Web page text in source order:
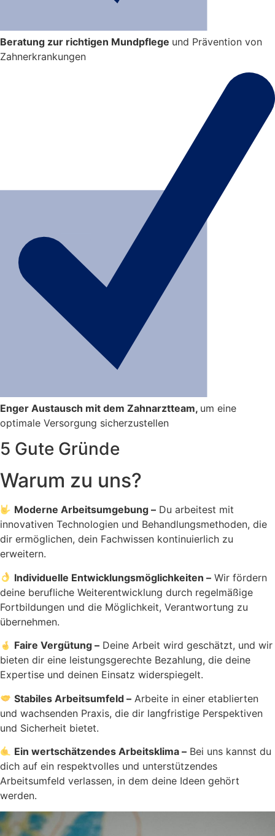
Beratung zur richtigen Mundpflege und Prävention von
Zahnerkrankungen
Enger Austausch mit dem Zahnarztteam, um eine
optimale Versorgung sicherzustellen
5 Gute Gründe
Warum zu uns?
Moderne Arbeitsumgebung – Du arbeitest mit
innovativen Technologien und Behandlungsmethoden, die
dir ermöglichen, dein Fachwissen kontinuierlich zu
erweitern.
Individuelle Entwicklungsmöglichkeiten – Wir fördern
deine berufliche Weiterentwicklung durch regelmäßige
Fortbildungen und die Möglichkeit, Verantwortung zu
übernehmen.
Faire Vergütung – Deine Arbeit wird geschätzt, und wir
bieten dir eine leistungsgerechte Bezahlung, die deine
Expertise und deinen Einsatz widerspiegelt.
Stabiles Arbeitsumfeld – Arbeite in einer etablierten
und wachsenden Praxis, die dir langfristige Perspektiven
und Sicherheit bietet.
Ein wertschätzendes Arbeitsklima – Bei uns kannst du
dich auf ein respektvolles und unterstützendes
Arbeitsumfeld verlassen, in dem deine Ideen gehört
werden.